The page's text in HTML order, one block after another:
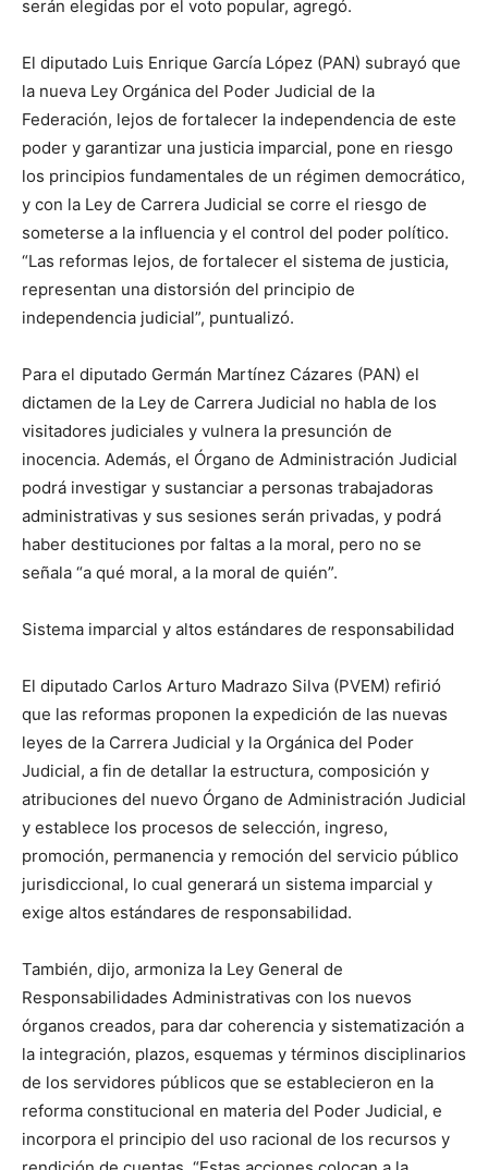
serán elegidas por el voto popular, agregó.
El diputado Luis Enrique García López (PAN) subrayó que
la nueva Ley Orgánica del Poder Judicial de la
Federación, lejos de fortalecer la independencia de este
poder y garantizar una justicia imparcial, pone en riesgo
los principios fundamentales de un régimen democrático,
y con la Ley de Carrera Judicial se corre el riesgo de
someterse a la influencia y el control del poder político.
“Las reformas lejos, de fortalecer el sistema de justicia,
representan una distorsión del principio de
independencia judicial”, puntualizó.
Para el diputado Germán Martínez Cázares (PAN) el
dictamen de la Ley de Carrera Judicial no habla de los
visitadores judiciales y vulnera la presunción de
inocencia. Además, el Órgano de Administración Judicial
podrá investigar y sustanciar a personas trabajadoras
administrativas y sus sesiones serán privadas, y podrá
haber destituciones por faltas a la moral, pero no se
señala “a qué moral, a la moral de quién”.
Sistema imparcial y altos estándares de responsabilidad
El diputado Carlos Arturo Madrazo Silva (PVEM) refirió
que las reformas proponen la expedición de las nuevas
leyes de la Carrera Judicial y la Orgánica del Poder
Judicial, a fin de detallar la estructura, composición y
atribuciones del nuevo Órgano de Administración Judicial
y establece los procesos de selección, ingreso,
promoción, permanencia y remoción del servicio público
jurisdiccional, lo cual generará un sistema imparcial y
exige altos estándares de responsabilidad.
También, dijo, armoniza la Ley General de
Responsabilidades Administrativas con los nuevos
órganos creados, para dar coherencia y sistematización a
la integración, plazos, esquemas y términos disciplinarios
de los servidores públicos que se establecieron en la
reforma constitucional en materia del Poder Judicial, e
incorpora el principio del uso racional de los recursos y